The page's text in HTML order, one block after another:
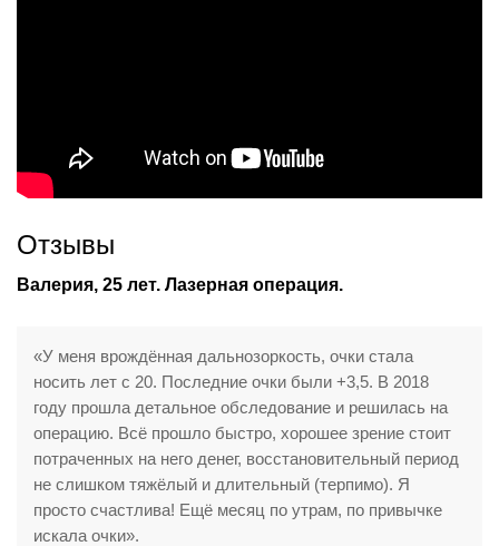
Отзывы
Валерия, 25 лет. Лазерная операция.
«У меня врождённая дальнозоркость, очки стала
носить лет с 20. Последние очки были +3,5. В 2018
году прошла детальное обследование и решилась на
операцию. Всё прошло быстро, хорошее зрение стоит
потраченных на него денег, восстановительный период
не слишком тяжёлый и длительный (терпимо). Я
просто счастлива! Ещё месяц по утрам, по привычке
искала очки».